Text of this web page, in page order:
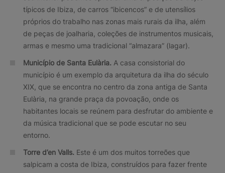
típicos de Ibiza, de carros “ibicencos” e de utensílios
próprios do trabalho nas zonas mais rurais da ilha, além
de peças de joalharia, coleções de instrumentos musicais,
armas e mesmo uma tradicional “almazara” (lagar).
Município de Santa Eulària. A casa consistorial do
município é um exemplo da arquitetura da ilha do século
XIX, que se encontra no centro da zona antiga de Santa
Eulària, na grande praça da povoação, onde os
habitantes locais se reúnem para desfrutar do ambiente e
da música tradicional que se pode escutar no seu
entorno.
Torre d’en Valls. Este é um dos muitos torreões que
salpicam a costa de Ibiza, construídos para fazer frente